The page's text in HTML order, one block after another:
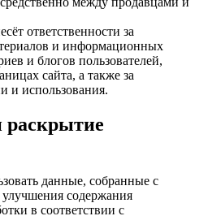
ответственности за
и информационных
и блогов пользователей,
сайта, а также за
и использования.
раскрытие
данные, собранные с
улучшения содержания
в соответствии с